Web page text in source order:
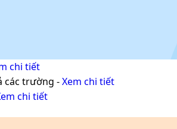
chi tiết
các trường -Xem chi tiết
chi tiết